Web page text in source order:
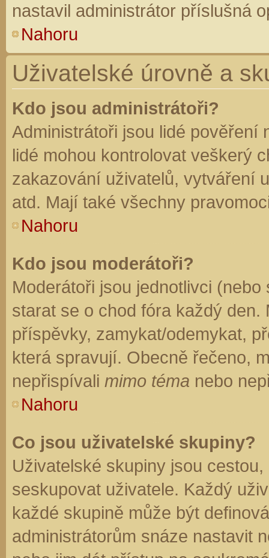
nastavil administrátor příslušná
Nahoru
Uživatelské úrovně a
Kdo jsou administrátoři?
Administrátoři jsou lidé pověření
lidé mohou kontrolovat veškerý
zakazování uživatelů, vytváření
atd. Mají také všechny
Nahoru
Kdo jsou moderátoři?
Moderátoři jsou jednotlivci
starat se o chod fóra každý
příspěvky, zamykat/odemykat,
která spravují. Obecně řečeno,
nepřispívali mimo téma nebo
Nahoru
Co jsou uživatelské skupiny?
Uživatelské skupiny jsou
seskupovat uživatele. Každý
každé skupině může být
administrátorům snáze nastavit